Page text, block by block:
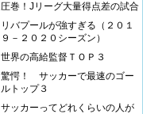
圧巻！Jリーグ大量得点差の試合
リバプールが強すぎる（２０１
９－２０２０シーズン）
世界の高給監督ＴＯＰ３
驚愕！ サッカーで最速のゴー
ルトップ３
サッカーってどれくらいの人が